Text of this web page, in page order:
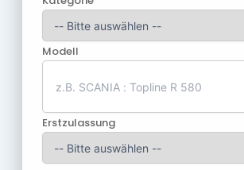
Modell
Erstzulassung